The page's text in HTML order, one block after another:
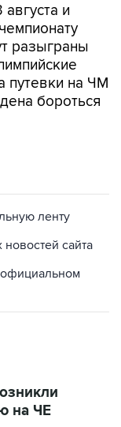
и
разыграны
путевки на ЧМ
бороться
ленту
сайта
на ЧЕ